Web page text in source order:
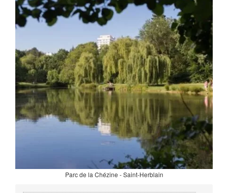
Parc de la Chézine - Saint-Herblain